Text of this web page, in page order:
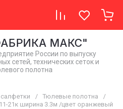
МАКС"
России по выпуску
сетей, технических сеток и
полотна
/ Тюлевые полотна
/
21к ширина 3.3м /цвет оранжевый